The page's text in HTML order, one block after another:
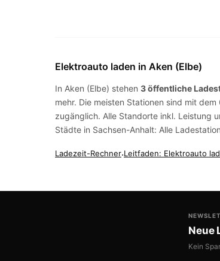
Elektroauto laden in Aken (Elbe)
In Aken (Elbe) stehen 3 öffentliche
mehr. Die meisten Stationen sind mit dem
zugänglich. Alle Standorte inkl. Leistung
Städte in Sachsen-Anhalt: Alle
Ladezeit-Rechner·Leitfaden: Elektroauto
Neue
Kein